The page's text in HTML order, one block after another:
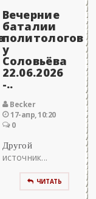
Вечерние
баталии
политологов
у
Соловьёва
22.06.2026
-..
Becker
17-апр, 10:20
0
Другой
источник...
ЧИТАТЬ